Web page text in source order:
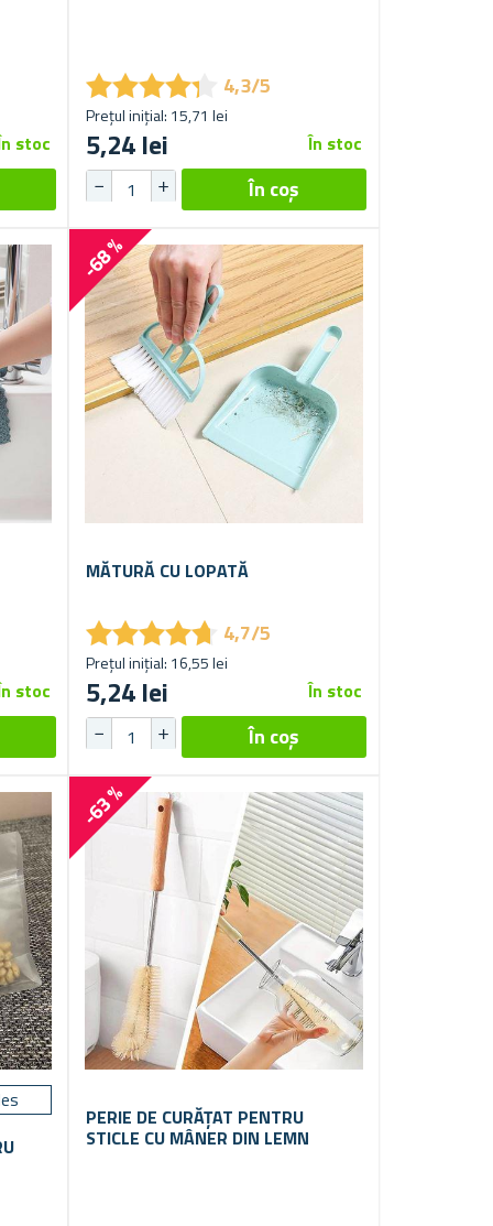
stoc
★★★★★
★★★★★ 4,3/5
Prețul inițial: 15,71 lei
5,24 lei În stoc
stoc
-68 %
MĂTURĂ CU LOPATĂ
★★★★★
★★★★★ 4,7/5
Prețul inițial: 16,55 lei
5,24 lei În stoc
-63 %
PERIE DE CURĂȚAT PENTRU
STICLE CU MÂNER DIN LEMN